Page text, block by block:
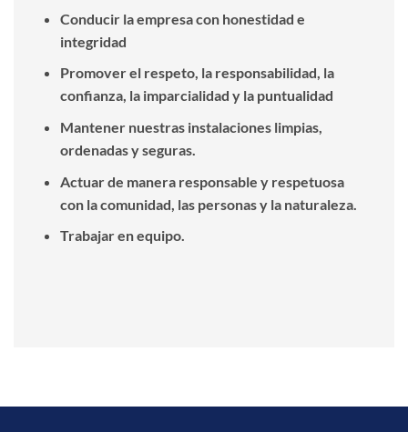
Conducir la empresa con honestidad e
integridad
Promover el respeto, la responsabilidad, la
confianza, la imparcialidad y la puntualidad
Mantener nuestras instalaciones limpias,
ordenadas y seguras.
Actuar de manera responsable y respetuosa
con la comunidad, las personas y la naturaleza.
Trabajar en equipo.